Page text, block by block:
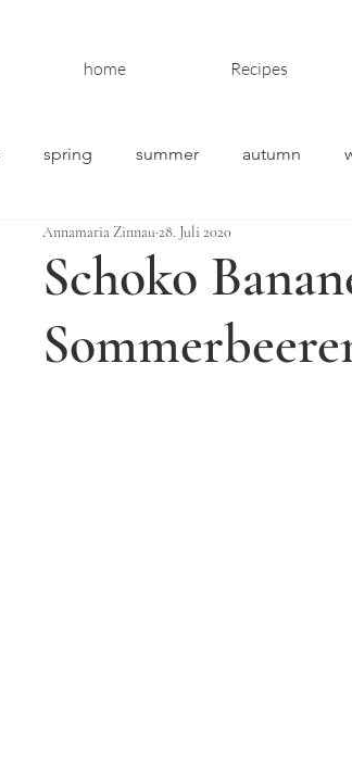
home Recipes
spring summer autumn
Schoko
Annamaria Zinnau28. Juli 2020